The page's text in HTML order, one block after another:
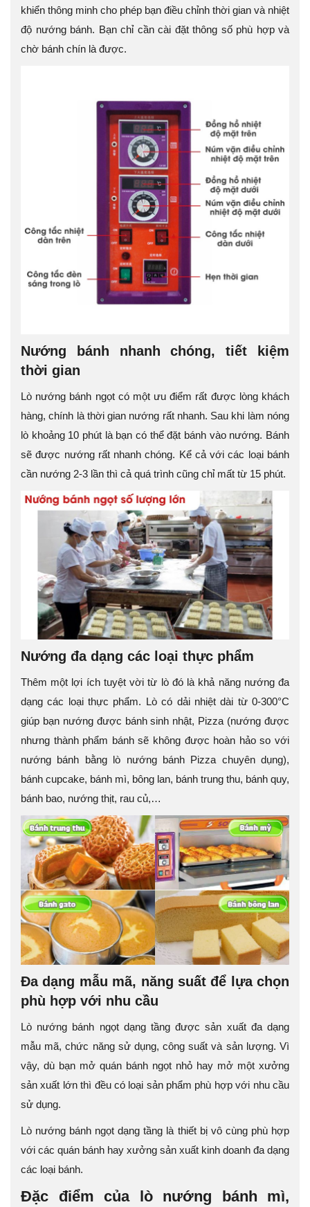
khiển thông minh cho phép bạn điều chỉnh thời gian và nhiệt
độ nướng bánh. Bạn chỉ cần cài đặt thông số phù hợp và
chờ bánh chín là được.
Nướng bánh nhanh chóng, tiết kiệm
thời gian
Lò nướng bánh ngọt có một ưu điểm rất được lòng khách
hàng, chính là thời gian nướng rất nhanh. Sau khi làm nóng
lò khoảng 10 phút là bạn có thể đặt bánh vào nướng. Bánh
sẽ được nướng rất nhanh chóng. Kể cả với các loại bánh
cần nướng 2-3 lần thì cả quá trình cũng chỉ mất từ 15 phút.
Nướng đa dạng các loại thực phẩm
Thêm một lợi ích tuyệt vời từ lò đó là khả năng nướng đa
dạng các loại thực phẩm. Lò có dải nhiệt dài từ 0-300°C
giúp bạn nướng được bánh sinh nhật, Pizza (nướng được
nhưng thành phẩm bánh sẽ không được hoàn hảo so với
nướng bánh bằng lò nướng bánh Pizza chuyên dụng),
bánh cupcake, bánh mì, bông lan, bánh trung thu, bánh quy,
bánh bao, nướng thịt, rau củ,…
Đa dạng mẫu mã, năng suất để lựa chọn
phù hợp với nhu cầu
Lò nướng bánh ngọt dạng tầng được sản xuất đa dạng
mẫu mã, chức năng sử dụng, công suất và sản lượng. Vì
vậy, dù bạn mở quán bánh ngọt nhỏ hay mở một xưởng
sản xuất lớn thì đều có loại sản phẩm phù hợp với nhu cầu
sử dụng.
Lò nướng bánh ngọt dạng tầng là thiết bị vô cùng phù hợp
với các quán bánh hay xưởng sản xuất kinh doanh đa dạng
các loại bánh.
Đặc điểm của lò nướng bánh mì,